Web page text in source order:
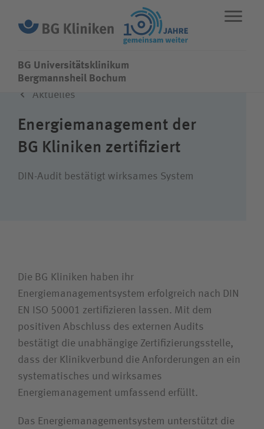
BG Universitätsklinikum
Fachbereiche
Wie können wir Ihnen helfen?
Suchwert
BG Universitätsklinikum
Bergmannsheil Bochum
Aktuelles
Energiemanagement der
BG Kliniken zertifiziert
DIN-Audit bestätigt wirksames System
Die BG Kliniken haben ihr
Energiemanagementsystem erfolgreich nach DIN
EN ISO 50001 zertifizieren lassen. Mit dem
positiven Abschluss des externen Audits
bestätigt die unabhängige Zertifizierungsstelle,
dass der Klinikverbund die Anforderungen an ein
systematisches und wirksames
Energiemanagement umfassend erfüllt.
Das Energiemanagementsystem unterstützt die